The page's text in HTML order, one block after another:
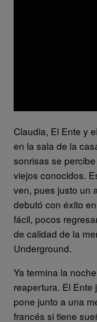
Claudia, El Ente y
en la sala de la
sonrisas se
viejos conocidos.
ven, pues justo un
debutó con éxito
fácil, pocos
de calidad de la
Underground.
Ya termina la
reapertura. El
pone junto a una
francés si tiene